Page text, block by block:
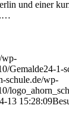
und einer
wp-
Gemalde24-1-
schule.de/wp-
13 15:28:09